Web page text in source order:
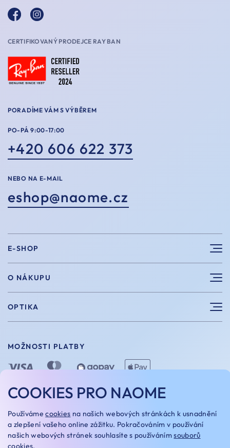
CERTIFIKOVANÝ PRODEJCE RAY BAN
PORADÍME VÁM S VÝBĚREM
PO-PÁ 9:00-17:00
+420 606 622 373
NEBO NA E-MAIL
eshop@naome.cz
E-SHOP
Sluneční brýle
Sportovní brýle
Vintage brýle
Doplňky
Dárkové poukazy
O NÁKUPU
Výhody nákupu u nás
Velikosti
Vrácení a výměna
Doprava a platba
Naome+
OPTIKA
O nás
Naše optiky
Kariera
MOŽNOSTI PLATBY
MOŽNOSTI DOPRAVY
COOKIES PRO NAOME
Používámecookies na našich webových stránkách k usnadnění
a zlepšení vašeho online zážitku. Pokračováním v používání
našich webových stránek souhlasíte s používánímsouborů
cookies.